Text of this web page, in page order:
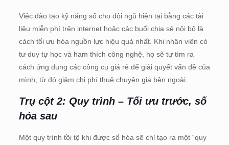
Việc đào tạo kỹ năng số cho đội ngũ hiện tại bằng các tài
liệu miễn phí trên internet hoặc các buổi chia sẻ nội bộ là
cách tối ưu hóa nguồn lực hiệu quả nhất. Khi nhân viên có
tư duy tự học và ham thích công nghệ, họ sẽ tự tìm ra
cách ứng dụng các công cụ giá rẻ để giải quyết vấn đề của
mình, từ đó giảm chi phí thuê chuyên gia bên ngoài.
Trụ cột 2: Quy trình – Tối ưu trước, số
hóa sau
Một quy trình tồi tệ khi được số hóa sẽ chỉ tạo ra một “quy